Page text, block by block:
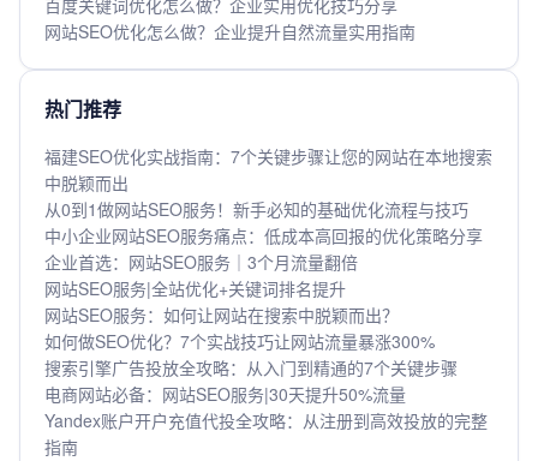
百度关键词优化怎么做？企业实用优化技巧分享
网站SEO优化怎么做？企业提升自然流量实用指南
热门推荐
福建SEO优化实战指南：7个关键步骤让您的网站在本地搜索
中脱颖而出
从0到1做网站SEO服务！新手必知的基础优化流程与技巧
中小企业网站SEO服务痛点：低成本高回报的优化策略分享
企业首选：网站SEO服务｜3个月流量翻倍
网站SEO服务|全站优化+关键词排名提升
网站SEO服务：如何让网站在搜索中脱颖而出？
如何做SEO优化？7个实战技巧让网站流量暴涨300%
搜索引擎广告投放全攻略：从入门到精通的7个关键步骤
电商网站必备：网站SEO服务|30天提升50%流量
Yandex账户开户充值代投全攻略：从注册到高效投放的完整
指南